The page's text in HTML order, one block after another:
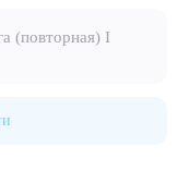
(повторная) I